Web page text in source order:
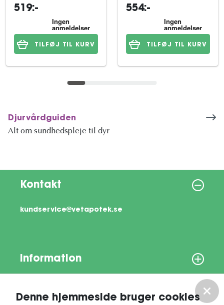
Denne hjemmeside bruger cookies
519:-
TILFØJ TIL KURV
554:-
TILFØJ TIL KURV
Djurvårdguiden
Alt om sundhedspleje til dyr
Kontakt
kundservice@vetapotek.se
Information